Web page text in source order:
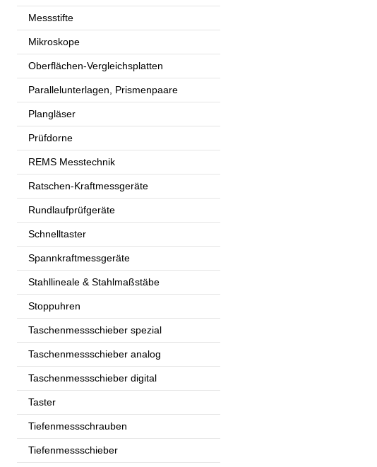
Messstifte
Mikroskope
Oberflächen-Vergleichsplatten
Parallelunterlagen, Prismenpaare
Plangläser
Prüfdorne
REMS Messtechnik
Ratschen-Kraftmessgeräte
Rundlaufprüfgeräte
Schnelltaster
Spannkraftmessgeräte
Stahllineale & Stahlmaßstäbe
Stoppuhren
Taschenmessschieber spezial
Taschenmessschieber analog
Taschenmessschieber digital
Taster
Tiefenmessschrauben
Tiefenmessschieber